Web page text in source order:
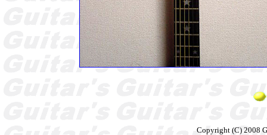
Copyright (C) 2008